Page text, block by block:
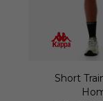
Short